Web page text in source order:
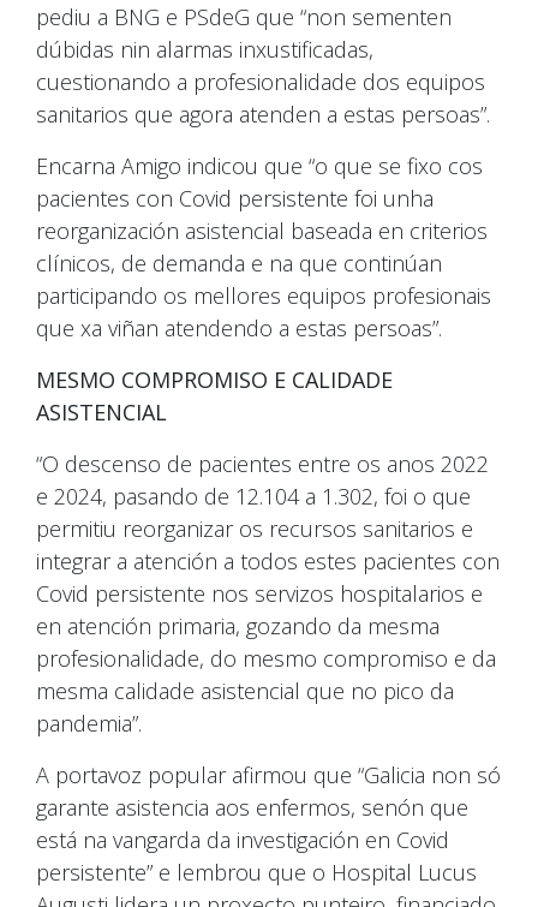
pediu a BNG e PSdeG que “non sementen
dúbidas nin alarmas inxustificadas,
cuestionando a profesionalidade dos equipos
sanitarios que agora atenden a estas persoas”.
Encarna Amigo indicou que “o que se fixo cos
pacientes con Covid persistente foi unha
reorganización asistencial baseada en criterios
clínicos, de demanda e na que continúan
participando os mellores equipos profesionais
que xa viñan atendendo a estas persoas”.
MESMO COMPROMISO E CALIDADE
ASISTENCIAL
“O descenso de pacientes entre os anos 2022
e 2024, pasando de 12.104 a 1.302, foi o que
permitiu reorganizar os recursos sanitarios e
integrar a atención a todos estes pacientes con
Covid persistente nos servizos hospitalarios e
en atención primaria, gozando da mesma
profesionalidade, do mesmo compromiso e da
mesma calidade asistencial que no pico da
pandemia”.
A portavoz popular afirmou que “Galicia non só
garante asistencia aos enfermos, senón que
está na vangarda da investigación en Covid
persistente” e lembrou que o Hospital Lucus